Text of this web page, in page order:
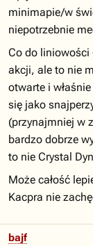
minimapie/w
niepotrzebnie
Co do liniowości
akcji, ale to nie
otwarte i
się jako
(przynajmniej w
bardzo dobrze
to nie Crystal
Może całość
Kacpra nie
bajf